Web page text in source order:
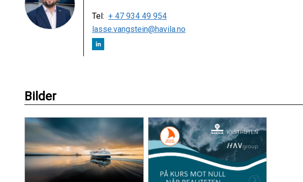
Tel: + 47 934 49 954
lasse.vangstein@havila.no
Bilder